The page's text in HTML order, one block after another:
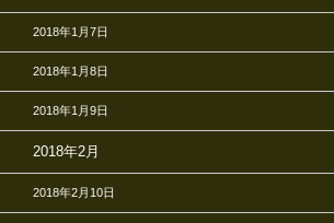
2018年1月7日
2018年1月8日
2018年1月9日
2018年2月
2018年2月10日